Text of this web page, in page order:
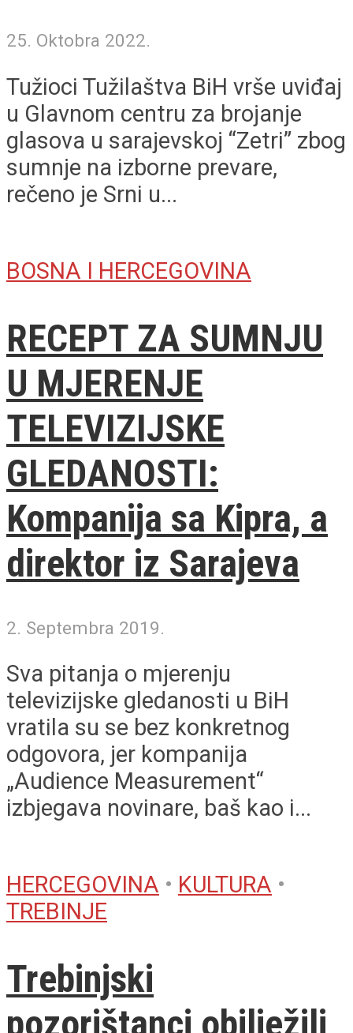
25. Oktobra 2022.
Tužioci Tužilaštva BiH vrše uviđaj
u Glavnom centru za brojanje
glasova u sarajevskoj “Zetri” zbog
sumnje na izborne prevare,
rečeno je Srni u...
BOSNA I HERCEGOVINA
RECEPT ZA SUMNJU
U MJERENJE
TELEVIZIJSKE
GLEDANOSTI:
Kompanija sa Kipra, a
direktor iz Sarajeva
2. Septembra 2019.
Sva pitanja o mjerenju
televizijske gledanosti u BiH
vratila su se bez konkretnog
odgovora, jer kompanija
„Audience Measurement“
izbjegava novinare, baš kao i...
HERCEGOVINA • KULTURA •
TREBINJE
Trebinjski